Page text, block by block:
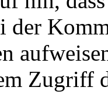
der
Zugriff